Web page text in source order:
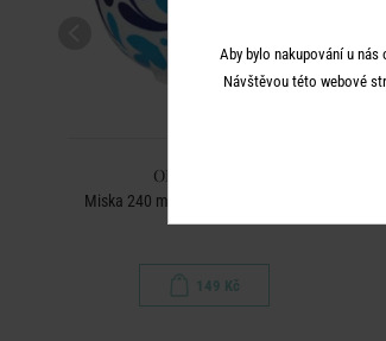
ORNAMENTS
Miska 240 ml - sv. modrá/ tm. modrá
149 Kč
Aby bylo nakupování u
Návštěvou této webové